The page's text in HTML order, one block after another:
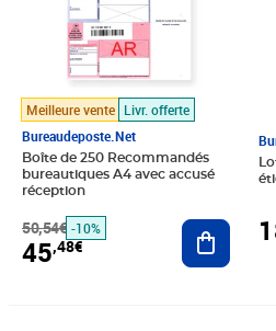
Meilleure vente Livr. offerte
Bureaudeposte.net
Boîte de 250 Recommandés
bureautiques A4 avec accusé
réception
50,54€ -10%
45,48€
Ajouter